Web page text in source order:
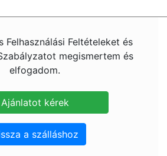
Felhasználási Feltételeket és
megismertem és
elfogadom.
a szálláshoz